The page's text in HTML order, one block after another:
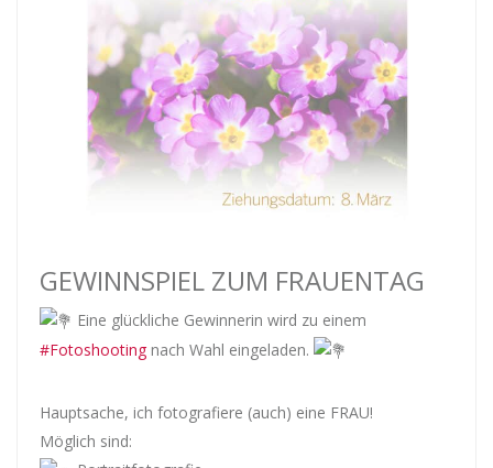
GEWINNSPIEL ZUM FRAUENTAG
Eine glückliche Gewinnerin wird zu einem
#Fotoshooting nach Wahl eingeladen.
Hauptsache, ich fotografiere (auch) eine FRAU!
Möglich sind: